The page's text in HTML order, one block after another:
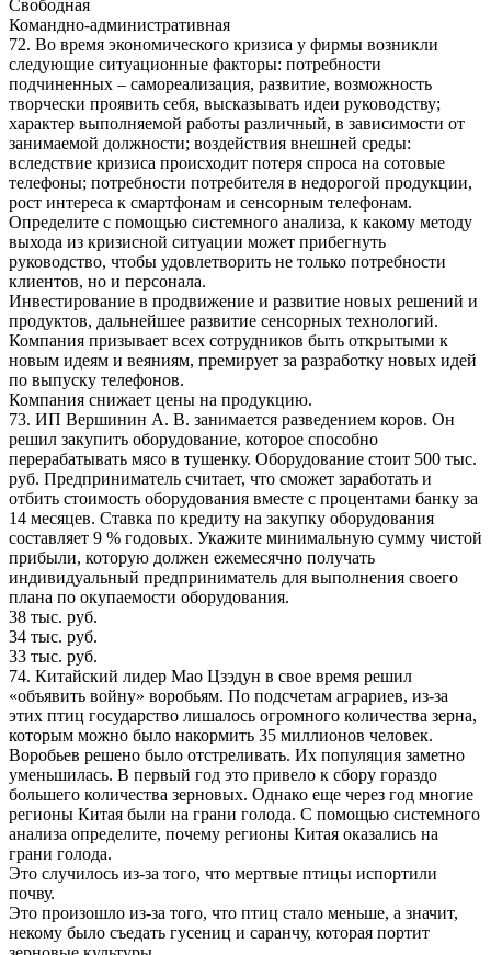
Свободная
Командно-административная
72. Во время экономического кризиса у фирмы возникли
следующие ситуационные факторы: потребности
подчиненных – самореализация, развитие, возможность
творчески проявить себя, высказывать идеи руководству;
характер выполняемой работы различный, в зависимости от
занимаемой должности; воздействия внешней среды:
вследствие кризиса происходит потеря спроса на сотовые
телефоны; потребности потребителя в недорогой продукции,
рост интереса к смартфонам и сенсорным телефонам.
Определите с помощью системного анализа, к какому методу
выхода из кризисной ситуации может прибегнуть
руководство, чтобы удовлетворить не только потребности
клиентов, но и персонала.
Инвестирование в продвижение и развитие новых решений и
продуктов, дальнейшее развитие сенсорных технологий.
Компания призывает всех сотрудников быть открытыми к
новым идеям и веяниям, премирует за разработку новых идей
по выпуску телефонов.
Компания снижает цены на продукцию.
73. ИП Вершинин А. В. занимается разведением коров. Он
решил закупить оборудование, которое способно
перерабатывать мясо в тушенку. Оборудование стоит 500 тыс.
руб. Предприниматель считает, что сможет заработать и
отбить стоимость оборудования вместе с процентами банку за
14 месяцев. Ставка по кредиту на закупку оборудования
составляет 9 % годовых. Укажите минимальную сумму чистой
прибыли, которую должен ежемесячно получать
индивидуальный предприниматель для выполнения своего
плана по окупаемости оборудования.
38 тыс. руб.
34 тыс. руб.
33 тыс. руб.
74. Китайский лидер Мао Цзэдун в свое время решил
«объявить войну» воробьям. По подсчетам аграриев, из-за
этих птиц государство лишалось огромного количества зерна,
которым можно было накормить 35 миллионов человек.
Воробьев решено было отстреливать. Их популяция заметно
уменьшилась. В первый год это привело к сбору гораздо
большего количества зерновых. Однако еще через год многие
регионы Китая были на грани голода. С помощью системного
анализа определите, почему регионы Китая оказались на
грани голода.
Это случилось из-за того, что мертвые птицы испортили
почву.
Это произошло из-за того, что птиц стало меньше, а значит,
некому было съедать гусениц и саранчу, которая портит